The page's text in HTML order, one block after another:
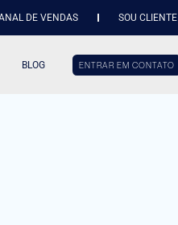
DE VENDAS SOU CLIENTE
BLOG ENTRAR EM CONTATO